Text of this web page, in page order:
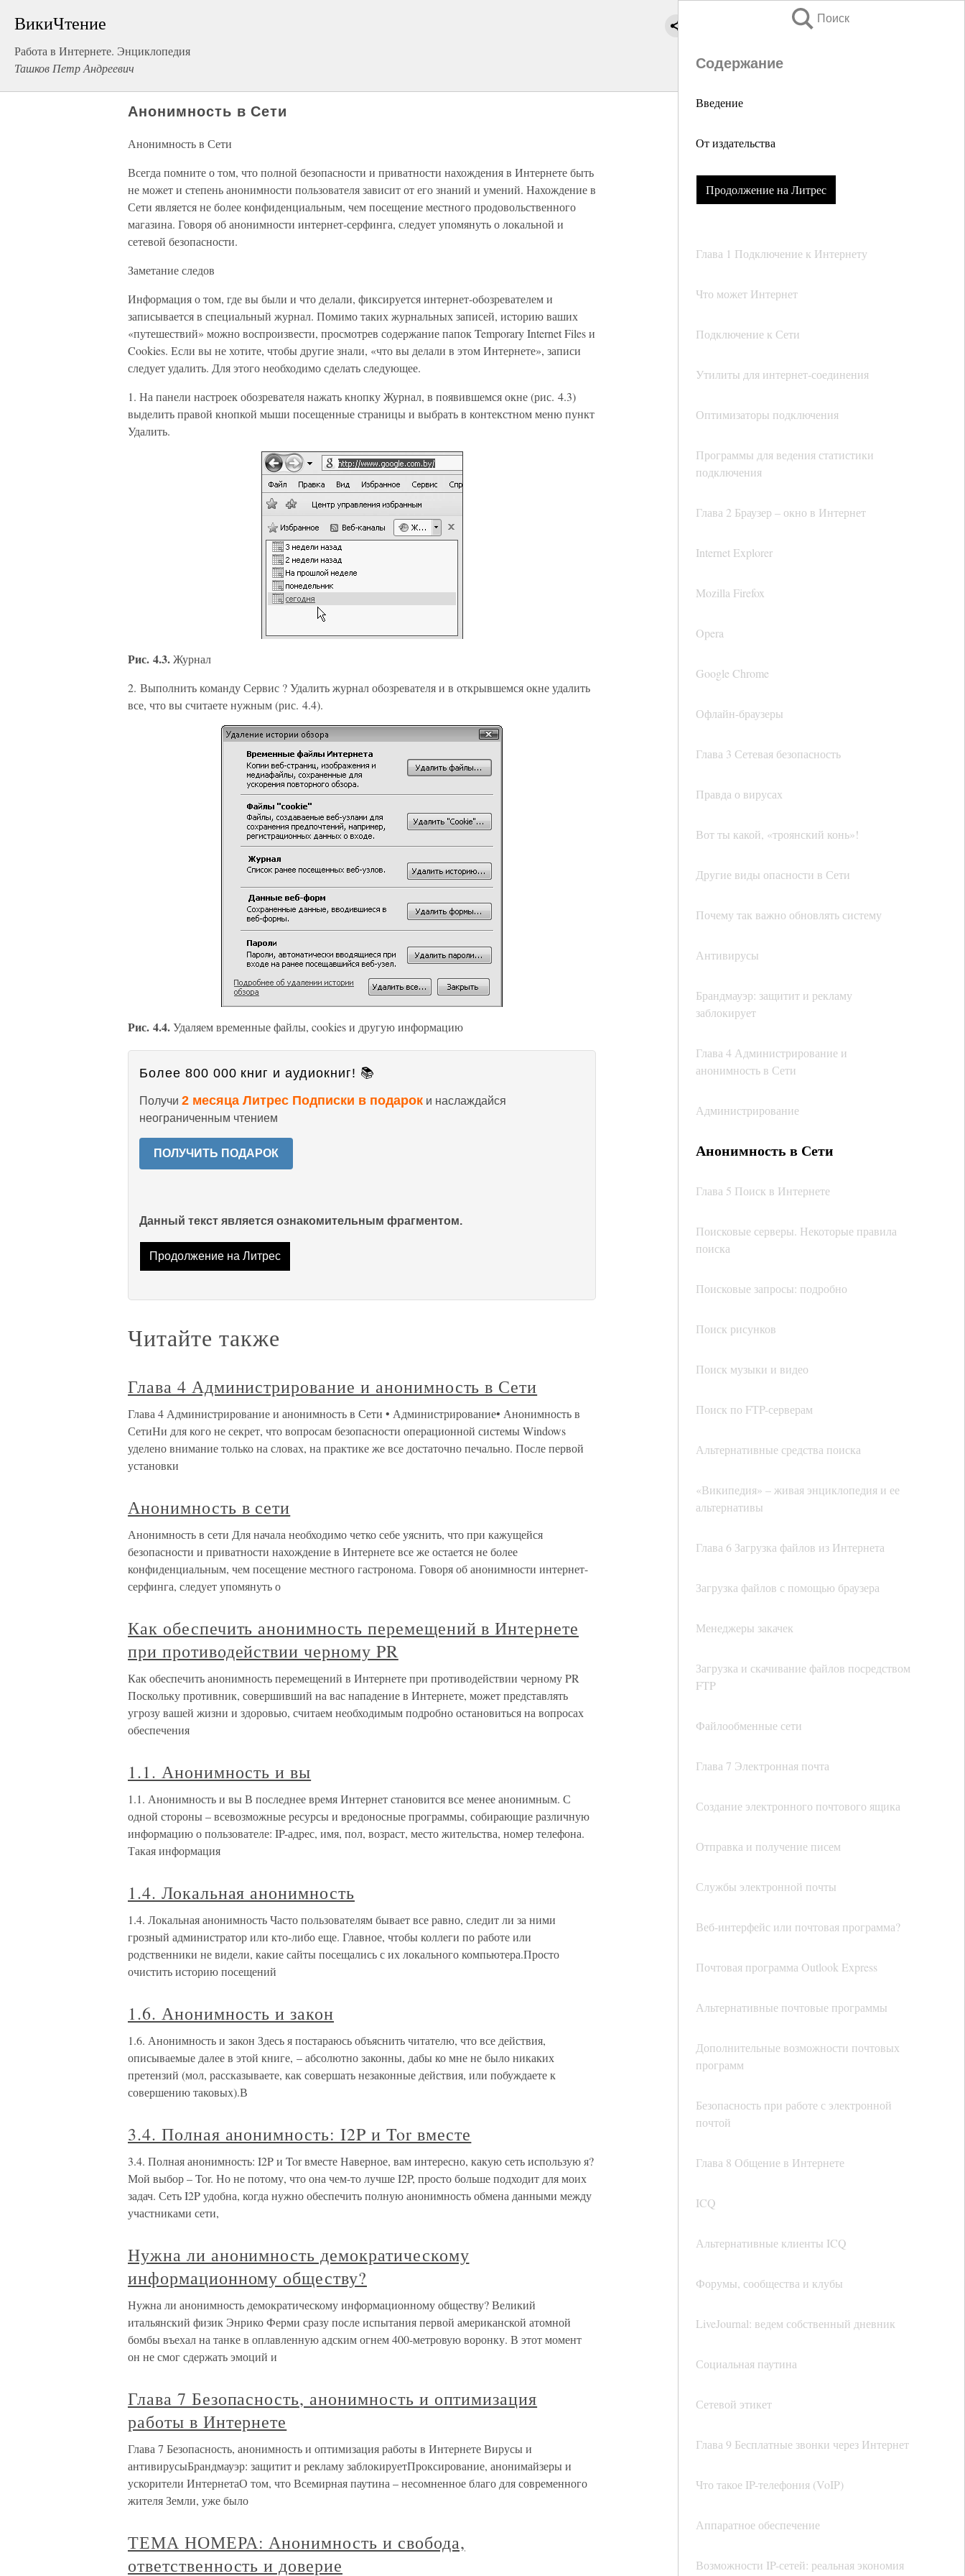
ВикиЧтение
Работа в Интернете. Энциклопедия
Ташков Петр Андреевич
Поиск
Содержание
Введение
От издательства
Продолжение на Литрес
Глава 1 Подключение к Интернету
Что может Интернет
Подключение к Сети
Утилиты для интернет-соединения
Оптимизаторы подключения
Программы для ведения статистики
подключения
Глава 2 Браузер – окно в Интернет
Internet Explorer
Mozilla Firefox
Opera
Google Chrome
Офлайн-браузеры
Глава 3 Сетевая безопасность
Правда о вирусах
Вот ты какой, «троянский конь»!
Другие виды опасности в Сети
Почему так важно обновлять систему
Антивирусы
Брандмауэр: защитит и рекламу
заблокирует
Глава 4 Администрирование и
анонимность в Сети
Администрирование
Анонимность в Сети
Глава 5 Поиск в Интернете
Поисковые серверы. Некоторые правила
поиска
Поисковые запросы: подробно
Поиск рисунков
Поиск музыки и видео
Поиск по FTP-серверам
Альтернативные средства поиска
«Википедия» – живая энциклопедия и ее
альтернативы
Глава 6 Загрузка файлов из Интернета
Загрузка файлов с помощью браузера
Менеджеры закачек
Загрузка и скачивание файлов посредством
FTP
Файлообменные сети
Глава 7 Электронная почта
Создание электронного почтового ящика
Отправка и получение писем
Службы электронной почты
Веб-интерфейс или почтовая программа?
Почтовая программа Outlook Express
Альтернативные почтовые программы
Дополнительные возможности почтовых
программ
Безопасность при работе с электронной
почтой
Глава 8 Общение в Интернете
ICQ
Альтернативные клиенты ICQ
Форумы, сообщества и клубы
LiveJournal: ведем собственный дневник
Социальная паутина
Сетевой этикет
Глава 9 Бесплатные звонки через Интернет
Что такое IP-телефония (VoIP)
Аппаратное обеспечение
Возможности IP-сетей: реальная экономия
Анонимность в Сети
Анонимность в Сети
Всегда помните о том, что полной безопасности и приватности нахождения в Интернете быть
не может и степень анонимности пользователя зависит от его знаний и умений. Нахождение в
Сети является не более конфиденциальным, чем посещение местного продовольственного
магазина. Говоря об анонимности интернет-серфинга, следует упомянуть о локальной и
сетевой безопасности.
Заметание следов
Информация о том, где вы были и что делали, фиксируется интернет-обозревателем и
записывается в специальный журнал. Помимо таких журнальных записей, историю ваших
«путешествий» можно воспроизвести, просмотрев содержание папок Temporary Internet Files и
Cookies. Если вы не хотите, чтобы другие знали, «что вы делали в этом Интернете», записи
следует удалить. Для этого необходимо сделать следующее.
1. На панели настроек обозревателя нажать кнопку Журнал, в появившемся окне (рис. 4.3)
выделить правой кнопкой мыши посещенные страницы и выбрать в контекстном меню пункт
Удалить.
Рис. 4.3.Журнал
2. Выполнить команду Сервис ? Удалить журнал обозревателя и в открывшемся окне удалить
все, что вы считаете нужным (рис. 4.4).
Рис. 4.4.Удаляем временные файлы, cookies и другую информацию
Более 800 000 книг и аудиокниг! 📚
Получи 2 месяца Литрес Подписки в подарок и наслаждайся
неограниченным чтением
ПОЛУЧИТЬ ПОДАРОК
Данный текст является ознакомительным фрагментом.
Продолжение на Литрес
Читайте также
Глава 4 Администрирование и анонимность в Сети
Глава 4 Администрирование и анонимность в Сети • Администрирование• Анонимность в
СетиНи для кого не секрет, что вопросам безопасности операционной системы Windows
уделено внимание только на словах, на практике же все достаточно печально. После первой
установки
Анонимность в сети
Анонимность в сети Для начала необходимо четко себе уяснить, что при кажущейся
безопасности и приватности нахождение в Интернете все же остается не более
конфиденциальным, чем посещение местного гастронома. Говоря об анонимности интернет-
серфинга, следует упомянуть о
Как обеспечить анонимность перемещений в Интернете
при противодействии черному PR
Как обеспечить анонимность перемещений в Интернете при противодействии черному PR
Поскольку противник, совершивший на вас нападение в Интернете, может представлять
угрозу вашей жизни и здоровью, считаем необходимым подробно остановиться на вопросах
обеспечения
1.1. Анонимность и вы
1.1. Анонимность и вы В последнее время Интернет становится все менее анонимным. С
одной стороны – всевозможные ресурсы и вредоносные программы, собирающие различную
информацию о пользователе: IP-адрес, имя, пол, возраст, место жительства, номер телефона.
Такая информация
1.4. Локальная анонимность
1.4. Локальная анонимность Часто пользователям бывает все равно, следит ли за ними
грозный администратор или кто-либо еще. Главное, чтобы коллеги по работе или
родственники не видели, какие сайты посещались с их локального компьютера.Просто
очистить историю посещений
1.6. Анонимность и закон
1.6. Анонимность и закон Здесь я постараюсь объяснить читателю, что все действия,
описываемые далее в этой книге, – абсолютно законны, дабы ко мне не было никаких
претензий (мол, рассказываете, как совершать незаконные действия, или побуждаете к
совершению таковых).В
3.4. Полная анонимность: I2P и Tor вместе
3.4. Полная анонимность: I2P и Tor вместе Наверное, вам интересно, какую сеть использую я?
Мой выбор – Tor. Но не потому, что она чем-то лучше I2P, просто больше подходит для моих
задач. Сеть I2P удобна, когда нужно обеспечить полную анонимность обмена данными между
участниками сети,
Нужна ли анонимность демократическому
информационному обществу?
Нужна ли анонимность демократическому информационному обществу? Великий
итальянский физик Энрико Ферми сразу после испытания первой американской атомной
бомбы въехал на танке в оплавленную адским огнем 400-метровую воронку. В этот момент
он не смог сдержать эмоций и
Глава 7 Безопасность, анонимность и оптимизация
работы в Интернете
Глава 7 Безопасность, анонимность и оптимизация работы в Интернете Вирусы и
антивирусыБрандмауэр: защитит и рекламу заблокируетПроксирование, анонимайзеры и
ускорители ИнтернетаО том, что Всемирная паутина – несомненное благо для современного
жителя Земли, уже было
ТЕМА НОМЕРА: Анонимность и свобода,
ответственность и доверие